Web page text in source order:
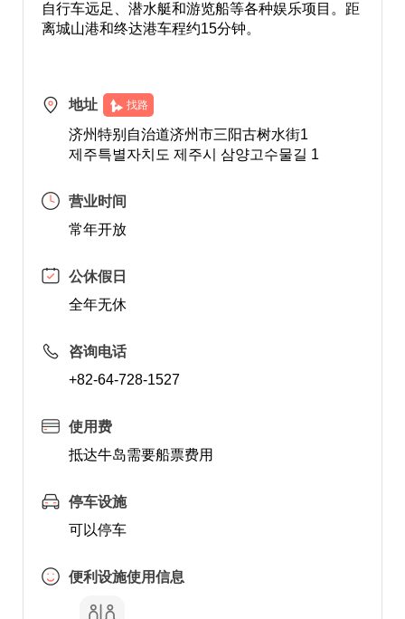
自行车远足、潜水艇和游览船等各种娱乐项目。距
离城山港和终达港车程约15分钟。
地址 找路
济州特别自治道济州市三阳古树水街1
제주특별자치도 제주시 삼양고수물길 1
营业时间
常年开放
公休假日
全年无休
咨询电话
+82-64-728-1527
使用费
抵达牛岛需要船票费用
停车设施
可以停车
便利设施使用信息